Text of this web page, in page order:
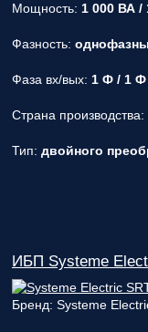
Мощность: 1 000 ВА /
Фазность:
Фаза вх/вых: 1 Ф / 1 Ф
Страна производства:
Тип: двойного
ИБП Systeme
Бренд: Systeme